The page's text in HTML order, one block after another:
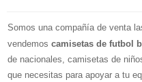
Somos una compañía de venta
vendemos camisetas de futbol
de nacionales, camisetas de
que necesitas para apoyar a tu